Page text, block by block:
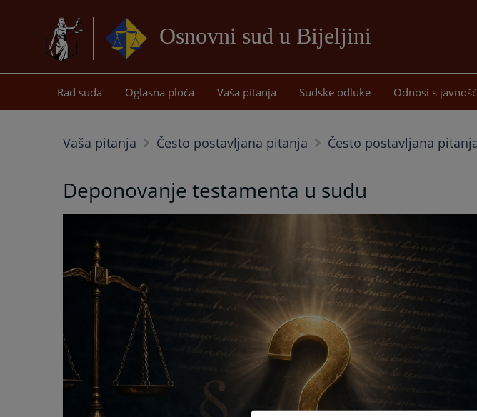
Osnovni sud u Bijeljini
sadržaj
Rad suda Oglasna ploča Vaša pitanja Sudske odluke Odnosi s
Vaša pitanja Često postavljana pitanja Često postavljana
Deponovanje testamenta u sudu